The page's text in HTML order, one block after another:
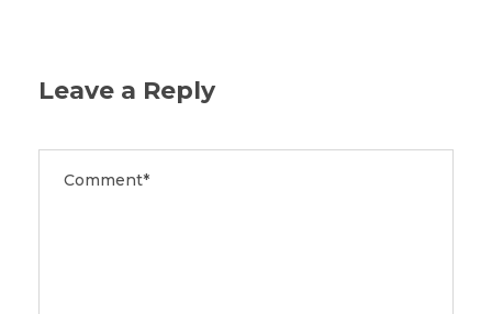
Leave a Reply